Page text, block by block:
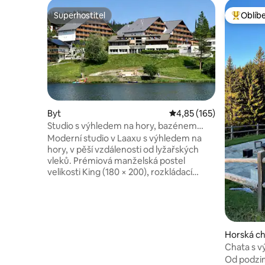
Superhostitel
Superhostitel
Byt Průměrné hodnocení
4,85 (165)
Studio s výhledem na hory, bazénem
a saunou – Laax
Moderní studio v Laaxu s výhledem na
hory, v pěší vzdálenosti od lyžařských
vleků. Prémiová manželská postel
velikosti King (180 × 200), rozkládací
Nejlepší
Horská
Chata s
LAAX
Od